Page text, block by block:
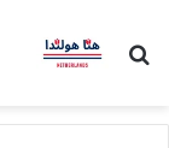
بحث عن